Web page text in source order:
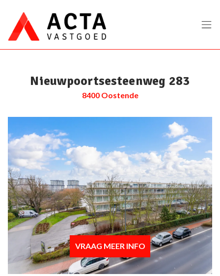
Nieuwpoortsesteenweg 283
8400 Oostende
VRAAG MEER INFO